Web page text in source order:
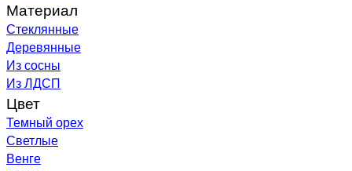
Материал
Стеклянные
Деревянные
Из сосны
Из ЛДСП
Цвет
Темный орех
Светлые
Венге